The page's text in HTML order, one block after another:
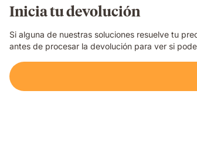
Inicia tu devolución
Si alguna de nuestras soluciones resuelve tu
antes de procesar la devolución para ver si